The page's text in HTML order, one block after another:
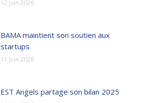
12 juin 2026
BAMA maintient son soutien aux
startups
11 juin 2026
EST Angels partage son bilan 2025